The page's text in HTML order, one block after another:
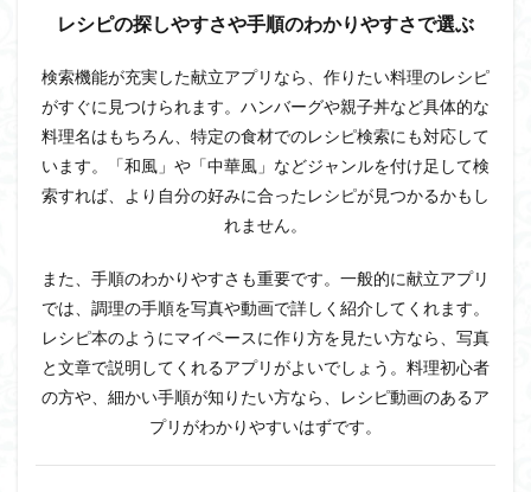
レシピの探しやすさや手順のわかりやすさで選ぶ
検索機能が充実した献立アプリなら、作りたい料理のレシピ
がすぐに見つけられます。ハンバーグや親子丼など具体的な
料理名はもちろん、特定の食材でのレシピ検索にも対応して
います。「和風」や「中華風」などジャンルを付け足して検
索すれば、より自分の好みに合ったレシピが見つかるかもし
れません。
また、手順のわかりやすさも重要です。一般的に献立アプリ
では、調理の手順を写真や動画で詳しく紹介してくれます。
レシピ本のようにマイペースに作り方を見たい方なら、写真
と文章で説明してくれるアプリがよいでしょう。料理初心者
の方や、細かい手順が知りたい方なら、レシピ動画のあるア
プリがわかりやすいはずです。